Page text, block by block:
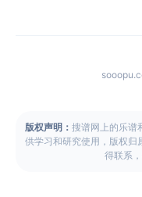
版权声明： 搜谱网上的乐谱
供学习和研究使用，版权归
得联系